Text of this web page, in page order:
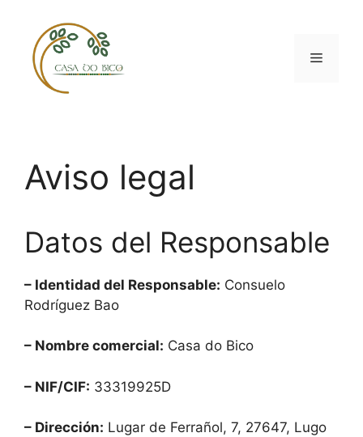
Aviso legal
Datos del Responsable
– Identidad del Responsable: Consuelo
Rodríguez Bao
– Nombre comercial: Casa do Bico
– NIF/CIF: 33319925D
– Dirección: Lugar de Ferrañol, 7, 27647, Lugo